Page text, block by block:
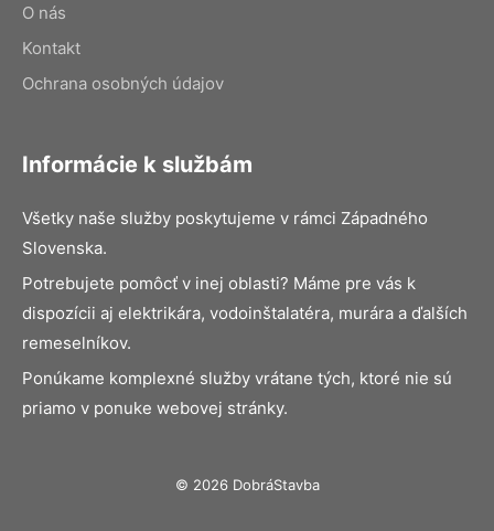
O nás
Kontakt
Ochrana osobných údajov
Informácie k službám
Všetky naše služby poskytujeme v rámci Západného
Slovenska.
Potrebujete pomôcť v inej oblasti? Máme pre vás k
dispozícii aj elektrikára, vodoinštalatéra, murára a ďalších
remeselníkov.
Ponúkame komplexné služby vrátane tých, ktoré nie sú
priamo v ponuke webovej stránky.
© 2026 DobráStavba